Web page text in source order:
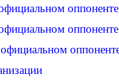
оппоненте
оппоненте